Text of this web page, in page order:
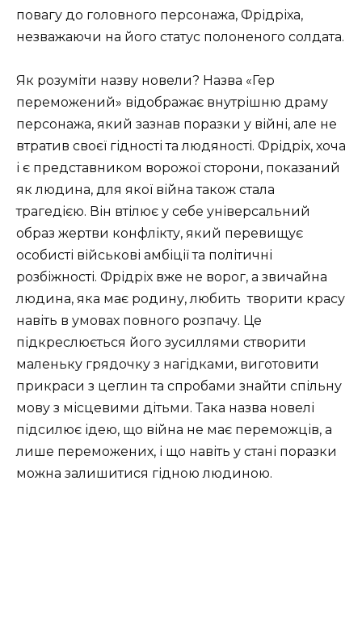
повагу до головного персонажа, Фрідріха,
незважаючи на його статус полоненого солдата.
Як розуміти назву новели? Назва «Гер
переможений» відображає внутрішню драму
персонажа, який зазнав поразки у війні, але не
втратив своєї гідності та людяності. Фрідріх, хоча
і є представником ворожої сторони, показаний
як людина, для якої війна також стала
трагедією. Він втілює у себе універсальний
образ жертви конфлікту, який перевищує
особисті військові амбіції та політичні
розбіжності. Фрідріх вже не ворог, а звичайна
людина, яка має родину, любить творити красу
навіть в умовах повного розпачу. Це
підкреслюється його зусиллями створити
маленьку грядочку з нагідками, виготовити
прикраси з цеглин та спробами знайти спільну
мову з місцевими дітьми. Така назва новелі
підсилює ідею, що війна не має переможців, а
лише переможених, і що навіть у стані поразки
можна залишитися гідною людиною.